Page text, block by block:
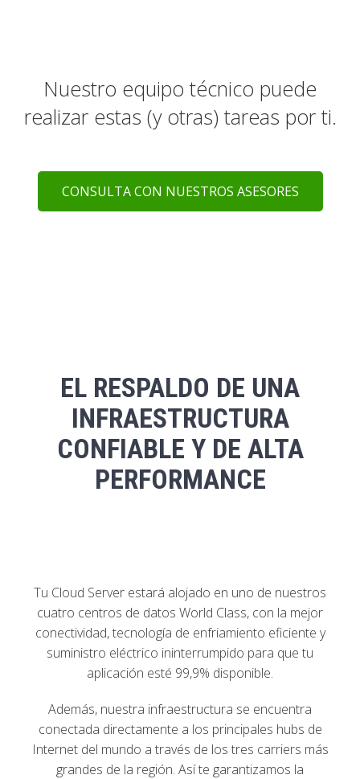
Nuestro equipo técnico puede
realizar estas (y otras) tareas por ti.
CONSULTA CON NUESTROS ASESORES
EL RESPALDO DE UNA
INFRAESTRUCTURA
CONFIABLE Y DE ALTA
PERFORMANCE
Tu Cloud Server estará alojado en uno de nuestros
cuatro centros de datos World Class, con la mejor
conectividad, tecnología de enfriamiento eficiente y
suministro eléctrico ininterrumpido para que tu
aplicación esté 99,9% disponible.
Además, nuestra infraestructura se encuentra
conectada directamente a los principales hubs de
Internet del mundo a través de los tres carriers más
grandes de la región. Así te garantizamos la